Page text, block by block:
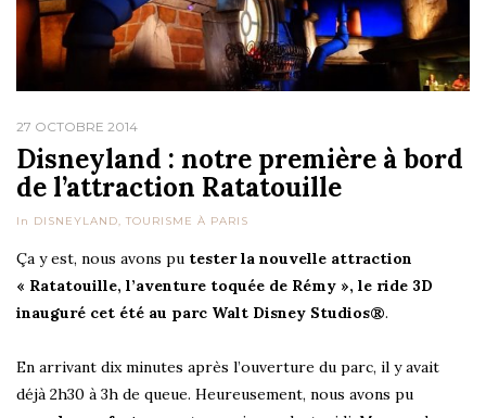
27 OCTOBRE 2014
Disneyland : notre première à bord
de l’attraction Ratatouille
In DISNEYLAND, TOURISME À PARIS
Ça y est, nous avons pu tester la nouvelle attraction
« Ratatouille, l’aventure toquée de Rémy », le ride 3D
inauguré cet été au parc Walt Disney Studios®.
En arrivant dix minutes après l’ouverture du parc, il y avait
déjà 2h30 à 3h de queue. Heureusement, nous avons pu